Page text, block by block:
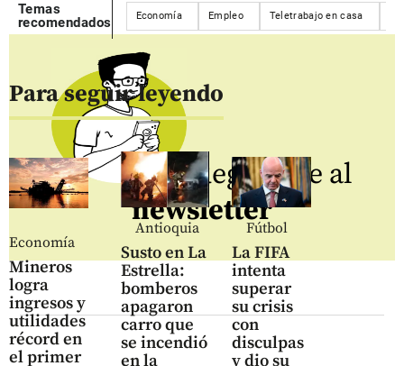
Temas
recomendados
Economía Empleo Teletrabajo en casa
Para seguir leyendo
Economía
Mineros
logra
ingresos y
utilidades
récord en
el primer
Antioquia
Susto en La
Estrella:
bomberos
apagaron
carro que
se incendió
en la
Fútbol
La FIFA
intenta
superar
su crisis
con
disculpas
y dio su
Regístrate al
newsletter